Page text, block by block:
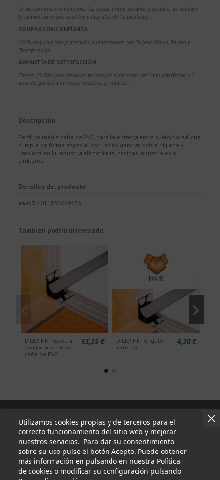
Te asesoramos y resolvemos tus dudas antes, durante y después de realizar
la compra, para que aciertes y disfrutes de tu producto.
COMPRA CON CONFIANZA
100% segura y con protección, puedes pagar con Tarjeta, Bizum, Paypal y
Transferencia.
GARANTÍA DE SATISFACCIÓN
Tienes 15 días para devolver tu compra si no estás del todo satisfecho y 2
años de garantía en todos nuestros productos.
Descripción
Perfil de media caña de PVC, para la entrega entre suelo/pared, que
cumple de forma especial con las exigencias sobre higiene y
limpieza en la industria alimentaria, cocinas industriales o
similares.
Detalles del producto
ean13 4011832069659
También podría interesarle
DILEX-HK - Escocia
sanitaria o media
caña de PVC
33,25 €
DILEX-HK - Ángulo
externo
4,20 €
Utilizamos cookies propias y de terceros para el
correcto funcionamiento del sitio web y mejorar
nuestros servicios. Para dar su consentimiento
sobre su uso pulse el botón Acepto. Puede obtener
más información en pulsando en nuestra Política
de cookies o modificar su configuración pulsando
Información
Mi cuenta
Información de contacto